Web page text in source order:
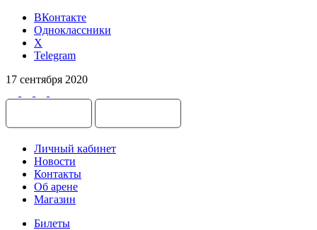
ВКонтакте
Одноклассники
X
Telegram
17 сентября 2020
Личный кабинет
Новости
Контакты
Об арене
Магазин
Билеты